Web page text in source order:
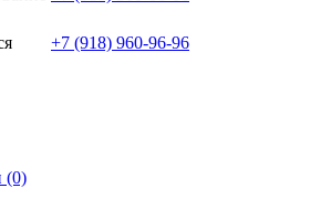
+7 (918) 960-96-96
(0)